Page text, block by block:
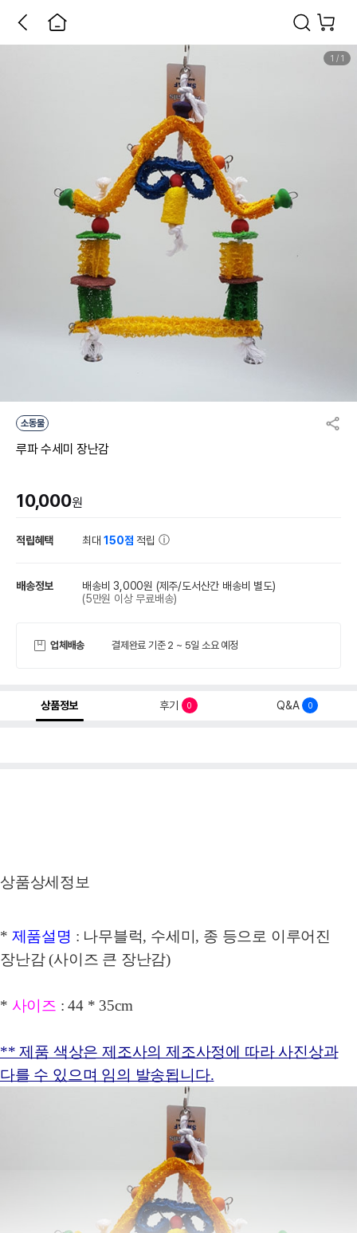
1 / 1
소동물
루파 수세미 장난감
10,000원
적립혜택 최대150점 적립
배송정보 배송비 3,000원 (제주/도서산간 배송비 별도)
(5만원 이상 무료배송)
업체배송 결제완료 기준 2 ~ 5일 소요 예정
상품정보 후기 0 Q&A 0
상품상세정보
* 제품설명 : 나무블럭, 수세미, 종 등으로 이루어진
장난감 (사이즈 큰 장난감)
* 사이즈 : 44 * 35cm
** 제품 색상은 제조사의 제조사정에 따라 사진상과
다를 수 있으며 임의 발송됩니다.